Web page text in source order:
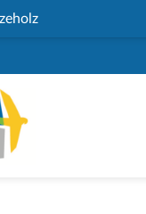
Link) (External Link)